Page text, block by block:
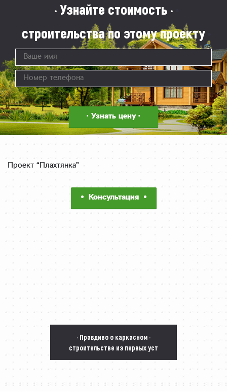
· Узнайте стоимость ·
строительства по этому проекту
Проект “Плахтянка”
Консультация
· Правдиво о каркасном ·
строительстве из первых уст